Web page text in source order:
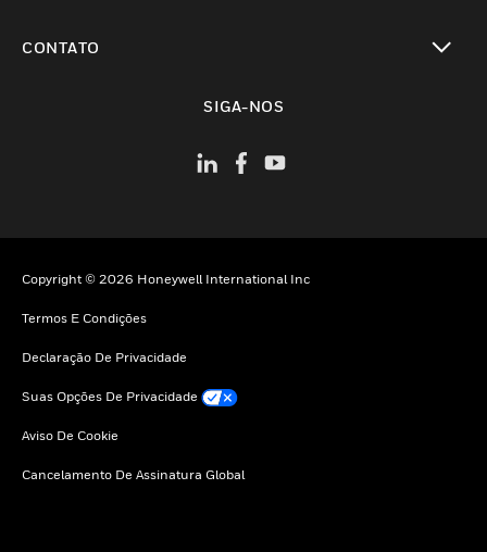
CONTATO
SIGA-NOS
Copyright © 2026 Honeywell International Inc
Termos E Condições
Declaração De Privacidade
Suas Opções De Privacidade
Aviso De Cookie
Cancelamento De Assinatura Global